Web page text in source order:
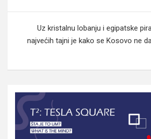
Uz kristalnu lobanju i egipatske
najvećih tajni je kako se Kosovo ne